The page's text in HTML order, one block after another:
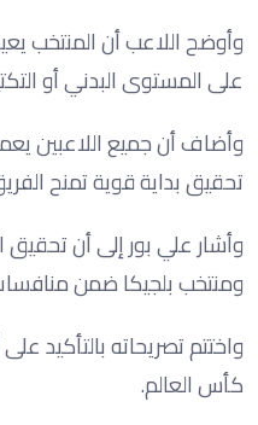
وأوضح اللاعب أن المنتخب
على المستوى البدني أو
وأضاف أن جميع اللاعبين
تحقيق بداية قوية تمنح
وأشار علي بور إلى أن تحقيق
ومنتخب بلجيكا ضمن
واختتم تصريحاته بالتأكيد
كأس العالم.